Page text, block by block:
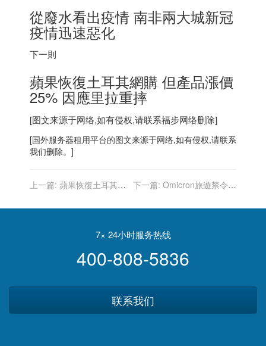
從廢水看出疫情 南非兩大城新冠
疫情迅速惡化
下一則
蘋果恢復土耳其網購 但產品漲價
25% 因應里拉重摔
[图文来源于网络,如有侵权,请联系福步网络删除]
[国外服务器租用平台的图文来源于网络,如有侵权,请联系
我们删除。]
上一篇: 蘋果恢復土耳其網
拉重摔
下一篇: Omicron旅遊禁令不
WHO竟反對
7× 24小时服务热线
400-808-5836
联系我们